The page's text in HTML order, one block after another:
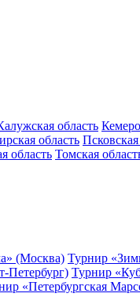
область
область
область Томская
(Москва) Турнир
Петербург) Турнир
«Петербургская